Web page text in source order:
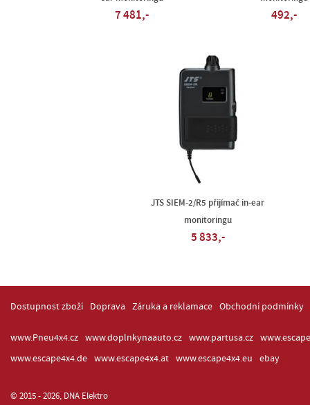
7 481,- 492,-
JTS SIEM-2/R5 přijímač in-ear
monitoringu
5 833,-
Dostupnost zboží Doprava Záruka a reklamace Obchodní podmínky
www.Pneu4x4.cz www.doplnkynaauto.cz www.partusa.cz
www.escape4x4.de
www.escape4x4.at www.escape4x4.eu ebay
© 2015 - 2026, DNA Elektro